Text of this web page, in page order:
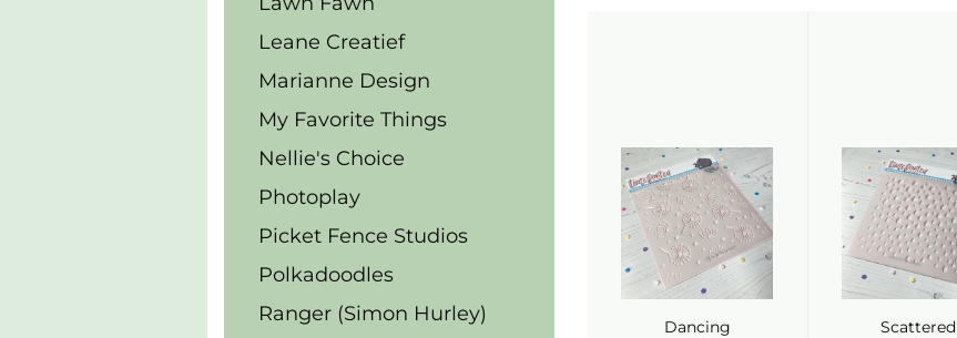
Dancing
Scattered
Leane Creatief
Marianne Design
My Favorite Things
Nellie's Choice
Photoplay
Picket Fence Studios
Polkadoodles
Ranger (Simon Hurley)